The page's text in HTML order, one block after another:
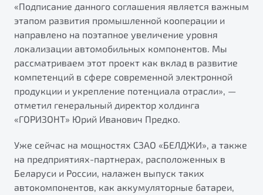
«Подписание данного соглашения является важным
этапом развития промышленной кооперации и
направлено на поэтапное увеличение уровня
локализации автомобильных компонентов. Мы
рассматриваем этот проект как вклад в развитие
компетенций в сфере современной электронной
продукции и укрепление потенциала отрасли», —
отметил генеральный директор холдинга
«ГОРИЗОНТ» Юрий Иванович Предко.
Уже сейчас на мощностях СЗАО «БЕЛДЖИ», а также
на предприятиях-партнерах, расположенных в
Беларуси и России, налажен выпуск таких
автокомпонентов, как аккумуляторные батареи,